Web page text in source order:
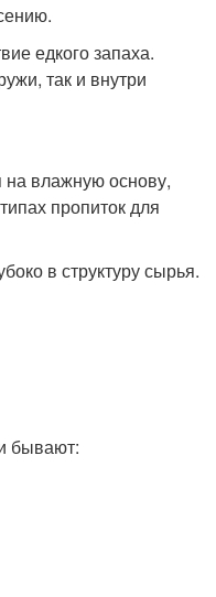
едкого запаха.
так и внутри
на влажную основу,
пропиток для
в структуру сырья.
бывают: